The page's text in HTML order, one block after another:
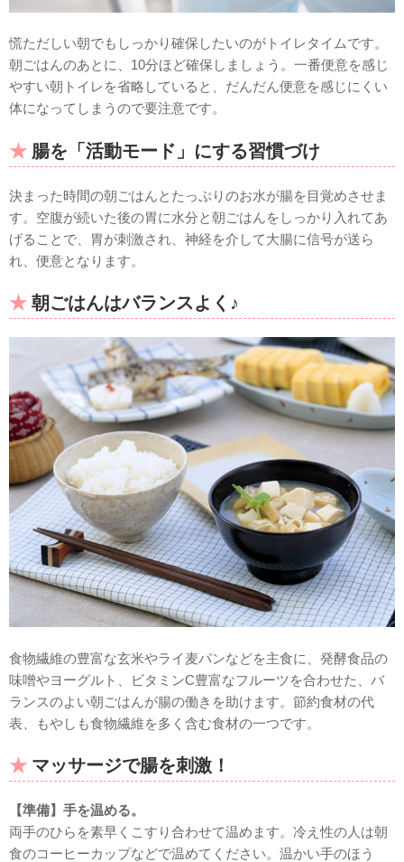
慌ただしい朝でもしっかり確保したいのがトイレタイムです。
朝ごはんのあとに、10分ほど確保しましょう。一番便意を感じ
やすい朝トイレを省略していると、だんだん便意を感じにくい
体になってしまうので要注意です。
腸を「活動モード」にする習慣づけ
決まった時間の朝ごはんとたっぷりのお水が腸を目覚めさせま
す。空腹が続いた後の胃に水分と朝ごはんをしっかり入れてあ
げることで、胃が刺激され、神経を介して大腸に信号が送ら
れ、便意となります。
朝ごはんはバランスよく♪
食物繊維の豊富な玄米やライ麦パンなどを主食に、発酵食品の
味噌やヨーグルト、ビタミンC豊富なフルーツを合わせた、バ
ランスのよい朝ごはんが腸の働きを助けます。節約食材の代
表、もやしも食物繊維を多く含む食材の一つです。
マッサージで腸を刺激！
【準備】手を温める。
両手のひらを素早くこすり合わせて温めます。冷え性の人は朝
食のコーヒーカップなどで温めてください。温かい手のほう